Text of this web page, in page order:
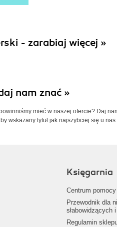
- zarabiaj więcej »
nam znać »
mieć w naszej ofercie? Daj
wskazany tytuł jak najszybciej się u nas
Księgarnia
Centrum pomocy
Przewodnik dla
słabowidzących
Regulamin